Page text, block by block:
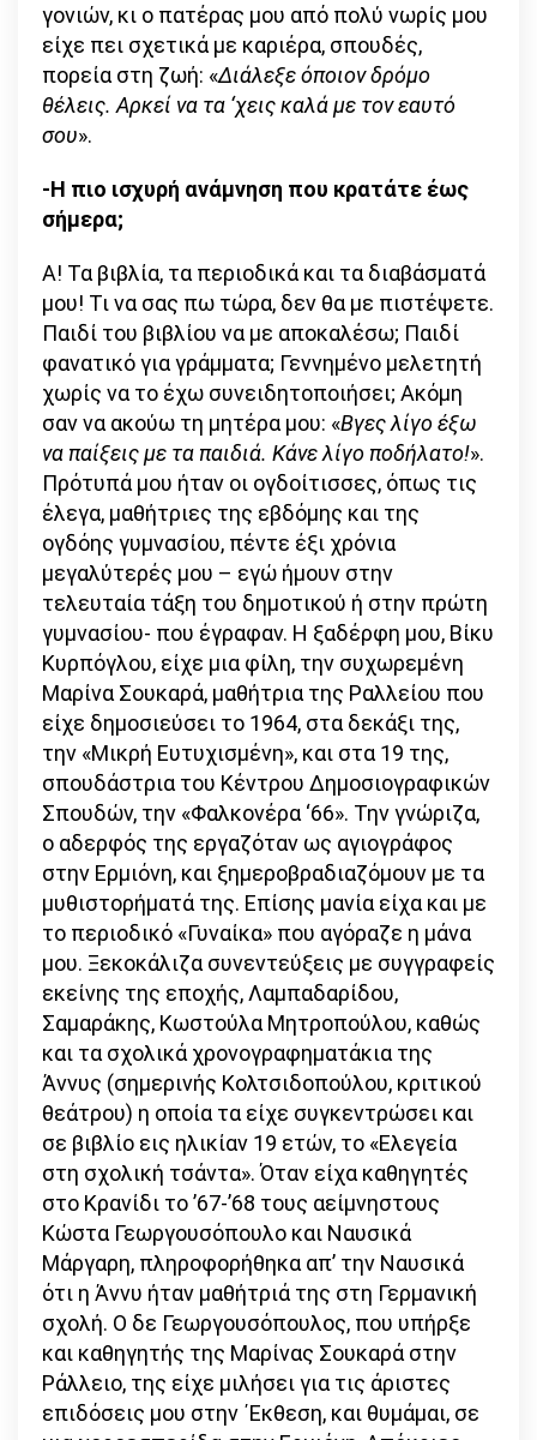
γονιών, κι ο πατέρας μου από πολύ νωρίς μου
είχε πει σχετικά με καριέρα, σπουδές,
πορεία στη ζωή: «Διάλεξε όποιον δρόμο
θέλεις. Αρκεί να τα ‘χεις καλά με τον εαυτό
σου».
-Η πιο ισχυρή ανάμνηση που κρατάτε έως
σήμερα;
Α! Τα βιβλία, τα περιοδικά και τα διαβάσματά
μου! Τι να σας πω τώρα, δεν θα με πιστέψετε.
Παιδί του βιβλίου να με αποκαλέσω; Παιδί
φανατικό για γράμματα; Γεννημένο μελετητή
χωρίς να το έχω συνειδητοποιήσει; Ακόμη
σαν να ακούω τη μητέρα μου: «Βγες λίγο έξω
να παίξεις με τα παιδιά. Κάνε λίγο ποδήλατο!».
Πρότυπά μου ήταν οι ογδοίτισσες, όπως τις
έλεγα, μαθήτριες της εβδόμης και της
ογδόης γυμνασίου, πέντε έξι χρόνια
μεγαλύτερές μου – εγώ ήμουν στην
τελευταία τάξη του δημοτικού ή στην πρώτη
γυμνασίου- που έγραφαν. Η ξαδέρφη μου, Βίκυ
Κυρπόγλου, είχε μια φίλη, την συχωρεμένη
Μαρίνα Σουκαρά, μαθήτρια της Ραλλείου που
είχε δημοσιεύσει το 1964, στα δεκάξι της,
την «Μικρή Ευτυχισμένη», και στα 19 της,
σπουδάστρια του Κέντρου Δημοσιογραφικών
Σπουδών, την «Φαλκονέρα ‘66». Την γνώριζα,
ο αδερφός της εργαζόταν ως αγιογράφος
στην Ερμιόνη, και ξημεροβραδιαζόμουν με τα
μυθιστορήματά της. Επίσης μανία είχα και με
το περιοδικό «Γυναίκα» που αγόραζε η μάνα
μου. Ξεκοκάλιζα συνεντεύξεις με συγγραφείς
εκείνης της εποχής, Λαμπαδαρίδου,
Σαμαράκης, Κωστούλα Μητροπούλου, καθώς
και τα σχολικά χρονογραφηματάκια της
Άννυς (σημερινής Κολτσιδοπούλου, κριτικού
θεάτρου) η οποία τα είχε συγκεντρώσει και
σε βιβλίο εις ηλικίαν 19 ετών, το «Ελεγεία
στη σχολική τσάντα». Όταν είχα καθηγητές
στο Κρανίδι το ’67-’68 τους αείμνηστους
Κώστα Γεωργουσόπουλο και Ναυσικά
Μάργαρη, πληροφορήθηκα απ’ την Ναυσικά
ότι η Άννυ ήταν μαθήτριά της στη Γερμανική
σχολή. Ο δε Γεωργουσόπουλος, που υπήρξε
και καθηγητής της Μαρίνας Σουκαρά στην
Ράλλειο, της είχε μιλήσει για τις άριστες
επιδόσεις μου στην ΄Εκθεση, και θυμάμαι, σε